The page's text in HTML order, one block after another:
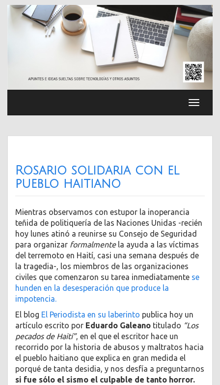
Saltar
contenido
Rosario solidaria con el
pueblo haitiano
Mientras observamos con estupor la inoperancia
teñida de politiquería de las Naciones Unidas -recién
hoy lunes atinó a reunirse su Consejo de Seguridad
para organizar formalmentela ayuda a las víctimas
del terremoto en Haití, casi una semana después de
la tragedia-, los miembros de las organizaciones
civiles que comenzaron su tarea inmediatamente se
hunden en la desesperación que produce la
impotencia.
El blog El Periodista en su laberinto publica hoy un
artículo escrito por Eduardo Galeano titulado “Los
pecados de Haití”, en el que el escritor hace un
recorrido por la historia de abusos y maltratos hacia
el pueblo haitiano que explica en gran medida el
porqué de tanta desidia, y nos desfía a preguntarnos
si fue sólo el sismo el culpable de tanto horror.